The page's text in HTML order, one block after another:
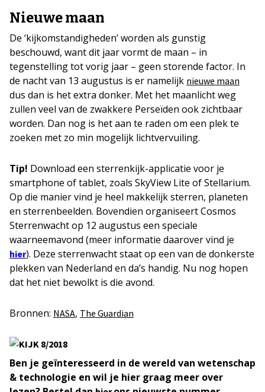
Nieuwe maan
De ‘kijkomstandigheden’ worden als gunstig
beschouwd, want dit jaar vormt de maan – in
tegenstelling tot vorig jaar – geen storende factor. In
de nacht van 13 augustus is er namelijk nieuwe maan
dus dan is het extra donker. Met het maanlicht weg
zullen veel van de zwakkere Perseïden ook zichtbaar
worden. Dan nog is het aan te raden om een plek te
zoeken met zo min mogelijk lichtvervuiling.
Tip! Download een sterrenkijk-applicatie voor je
smartphone of tablet, zoals SkyView Lite of Stellarium.
Op die manier vind je heel makkelijk sterren, planeten
en sterrenbeelden. Bovendien organiseert Cosmos
Sterrenwacht op 12 augustus een speciale
waarneemavond (meer informatie daarover vind je
hier). Deze sterrenwacht staat op een van de donkerste
plekken van Nederland en da’s handig. Nu nog hopen
dat het niet bewolkt is die avond.
Bronnen: NASA, The Guardian
Ben je geïnteresseerd in de wereld van wetenschap
& technologie en wil je hier graag meer over